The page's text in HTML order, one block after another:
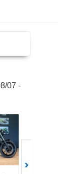
07 -
カワサキ